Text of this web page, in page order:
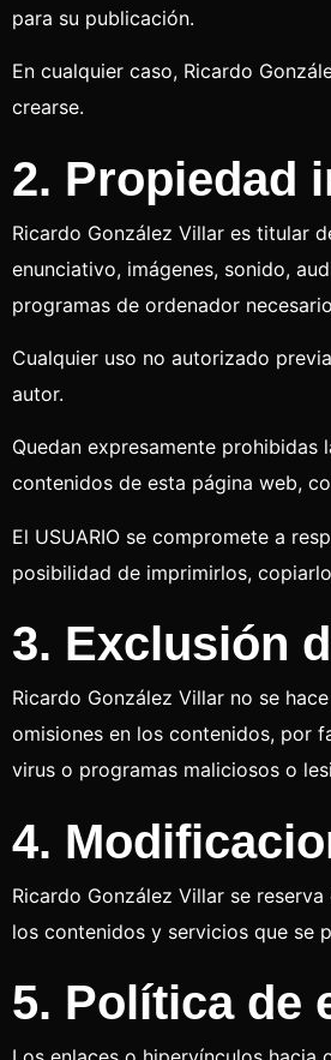
para su publicación.
En cualquier caso, Ricardo
crearse.
2. Propiedad
Ricardo González Villar es titular
enunciativo, imágenes, sonido,
programas de ordenador
Cualquier uso no autorizado
autor.
Quedan expresamente
contenidos de esta página web,
El USUARIO se compromete a
posibilidad de imprimirlos,
3. Exclusión
Ricardo González Villar no se
omisiones en los contenidos, por
virus o programas maliciosos o
4.
Ricardo González Villar se
los contenidos y servicios que se
5. Política de